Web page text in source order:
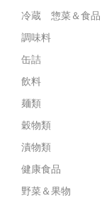
冷蔵 惣菜＆食品
調味料
缶詰
飲料
麺類
穀物類
漬物類
健康食品
野菜＆果物